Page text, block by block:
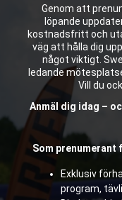
Genom att
löpande
kostnadsfritt och
väg att hålla dig
något viktigt.
ledande
Vill du
Anmäl dig idag –
Som prenumerant
Exklusiv
program,